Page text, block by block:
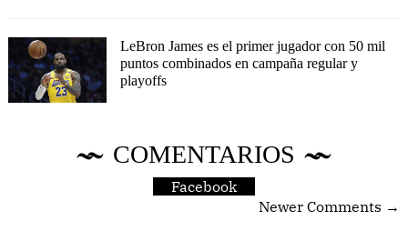
LeBron James es el primer jugador con 50 mil
puntos combinados en campaña regular y
playoffs
COMENTARIOS
Facebook
Newer Comments →